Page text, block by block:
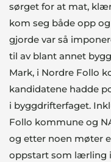
sørget for at mat,
kom seg både opp
gjorde var så
til av blant annet
Mark, i Nordre Follo
kandidatene hadde
i byggdrifterfaget.
Follo kommune og
og etter noen møter
oppstart som lærling i